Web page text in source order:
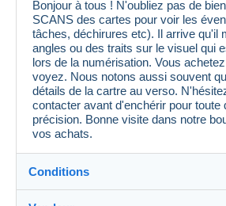
Bonjour à tous ! N'oubliez pas de
SCANS des cartes pour voir les
tâches, déchirures etc). Il arrive qu'il
angles ou des traits sur le visuel qui
lors de la numérisation. Vous
voyez. Nous notons aussi souvent
détails de la cartre au verso.
contacter avant d'enchérir pour toute
précision. Bonne visite dans notre
vos achats.
Conditions